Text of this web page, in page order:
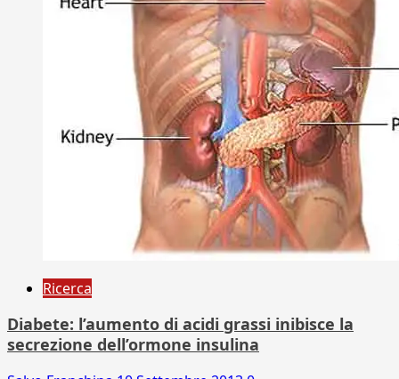
Ricerca
Diabete: l’aumento di acidi grassi inibisce la
secrezione dell’ormone insulina